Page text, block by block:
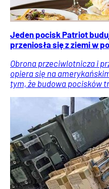
Jeden pocisk Patriot
przeniosła się z ziemi w
Obrona przeciwlotnicza i
opiera się na
tym, że budowa pocisków